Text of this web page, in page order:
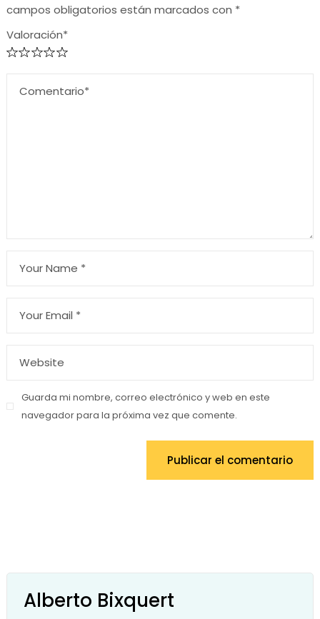
campos obligatorios están marcados con *
Valoración*
Guarda mi nombre, correo electrónico y web en este
navegador para la próxima vez que comente.
Publicar el comentario
Alberto Bixquert